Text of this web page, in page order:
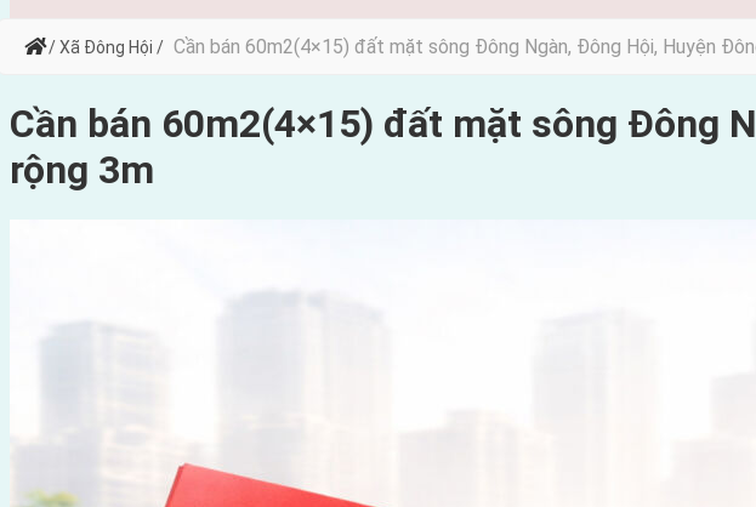
/ Xã Đông Hội / Cần bán 60m2(4×15) đất mặt sông Đông Ngàn, Đông Hội, Huyện
Cần bán 60m2(4×15) đất mặt sông Đông
rộng 3m